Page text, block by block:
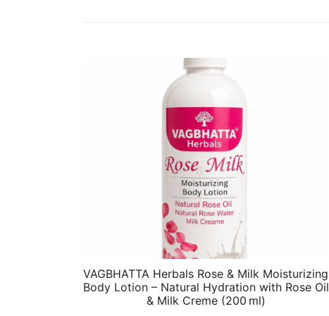
VAGBHATTA Herbals Rose & Milk Moisturizing
Body Lotion – Natural Hydration with Rose Oil
& Milk Creme (200 ml)